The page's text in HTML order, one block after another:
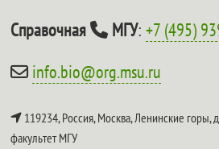
Справочная МГУ:+7 (495)
info.bio@org.msu.ru
119234, Россия, Москва, Ленинские горы,
факультет МГУ